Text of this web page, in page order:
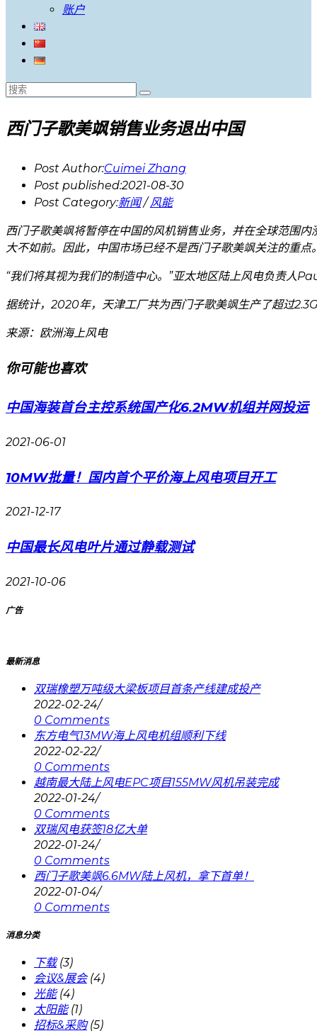
账户
西门子歌美飒销售业务退出中国
Post Author:Cuimei Zhang
Post published:2021-08-30
Post Category:新闻 / 风能
西门子歌美飒将暂停在中国的风机销售业务，并在全球范围
大不如前。因此，中国市场已经不是西门子歌美飒关注的重
“我们将其视为我们的制造中心。”亚太地区陆上风电负责人
据统计，2020年，天津工厂共为西门子歌美飒生产了超过
来源：欧洲海上风电
你可能也喜欢
中国海装首台主控系统国产化6.2MW机组并网投运
2021-06-01
10MW批量！国内首个平价海上风电项目开工
2021-12-17
中国最长风电叶片通过静载测试
2021-10-06
广告
最新消息
双瑞橡塑万吨级大梁板项目首条产线建成投产
2022-02-24/
0 Comments
东方电气13MW海上风电机组顺利下线
2022-02-22/
0 Comments
越南最大陆上风电EPC项目155MW风机吊装完成
2022-01-24/
0 Comments
双瑞风电获签18亿大单
2022-01-24/
0 Comments
西门子歌美飒6.6MW陆上风机，拿下首单！
2022-01-04/
0 Comments
消息分类
下载 (3)
会议&展会 (4)
光能 (4)
太阳能 (1)
招标&采购 (5)